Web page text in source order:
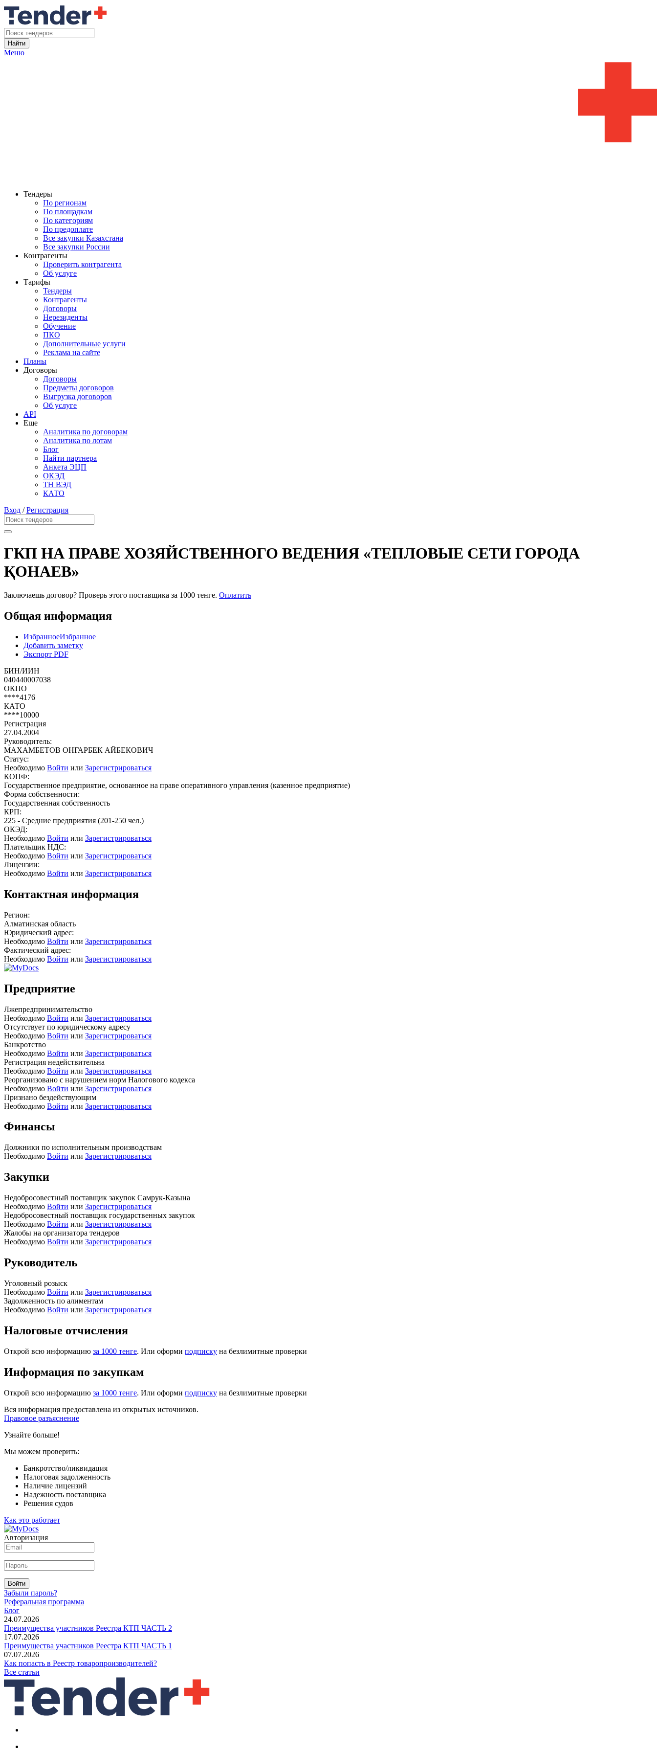
Найти
Меню
Тендеры
По регионам
По площадкам
По категориям
По предоплате
Все закупки Казахстана
Все закупки России
Контрагенты
Проверить контрагента
Об услуге
Тарифы
Тендеры
Контрагенты
Договоры
Нерезиденты
Обучение
ПКО
Дополнительные услуги
Реклама на сайте
Планы
Договоры
Договоры
Предметы договоров
Выгрузка договоров
Об услуге
API
Еще
Аналитика по договорам
Аналитика по лотам
Блог
Найти партнера
Анкета ЭЦП
ОКЭД
ТН ВЭД
КАТО
Вход /Регистрация
ГКП НА ПРАВЕ ХОЗЯЙСТВЕННОГО ВЕДЕНИЯ «ТЕПЛОВЫЕ СЕТИ ГОРОДА
ҚОНАЕВ»
Заключаешь договор? Проверь этого поставщика за 1000 тенге. Оплатить
Общая информация
ИзбранноеИзбранное
Добавить заметку
Экспорт PDF
БИН/ИИН
040440007038
ОКПО
****4176
КАТО
****10000
Регистрация
27.04.2004
Руководитель:
МАХАМБЕТОВ ОНГАРБЕК АЙБЕКОВИЧ
Статус:
Необходимо Войти или Зарегистрироваться
КОПФ:
Государственное предприятие, основанное на праве оперативного управления (казенное предприятие)
Форма собственности:
Государственная собственность
КРП:
225 - Средние предприятия (201-250 чел.)
ОКЭД:
Необходимо Войти или Зарегистрироваться
Плательщик НДС:
Необходимо Войти или Зарегистрироваться
Лицензии:
Необходимо Войти или Зарегистрироваться
Контактная информация
Регион:
Алматинская область
Юридический адрес:
Необходимо Войти или Зарегистрироваться
Фактический адрес:
Необходимо Войти или Зарегистрироваться
Предприятие
Лжепредпринимательство
Необходимо Войти или Зарегистрироваться
Отсутствует по юридическому адресу
Необходимо Войти или Зарегистрироваться
Банкротство
Необходимо Войти или Зарегистрироваться
Регистрация недействительна
Необходимо Войти или Зарегистрироваться
Реорганизовано с нарушением норм Налогового кодекса
Необходимо Войти или Зарегистрироваться
Признано бездействующим
Необходимо Войти или Зарегистрироваться
Финансы
Должники по исполнительным производствам
Необходимо Войти или Зарегистрироваться
Закупки
Недобросовестный поставщик закупок Самрук-Казына
Необходимо Войти или Зарегистрироваться
Недобросовестный поставщик государственных закупок
Необходимо Войти или Зарегистрироваться
Жалобы на организатора тендеров
Необходимо Войти или Зарегистрироваться
Руководитель
Уголовный розыск
Необходимо Войти или Зарегистрироваться
Задолженность по алиментам
Необходимо Войти или Зарегистрироваться
Налоговые отчисления
Открой всю информацию за 1000 тенге. Или оформи подписку на безлимитные проверки
Информация по закупкам
Открой всю информацию за 1000 тенге. Или оформи подписку на безлимитные проверки
Вся информация предоставлена из открытых источников.
Правовое разъяснение
Узнайте больше!
Мы можем проверить:
Банкротство/ликвидация
Налоговая задолженность
Наличие лицензий
Надежность поставщика
Решения судов
Как это работает
Авторизация
Войти
Забыли пароль?
Реферальная программа
Блог
24.07.2026
Преимущества участников Реестра КТП ЧАСТЬ 2
17.07.2026
Преимущества участников Реестра КТП ЧАСТЬ 1
07.07.2026
Как попасть в Реестр товаропроизводителей?
Все статьи